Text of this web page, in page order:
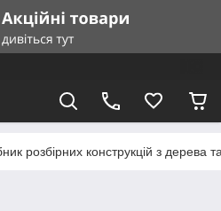
розбірних конструкцій з дерева